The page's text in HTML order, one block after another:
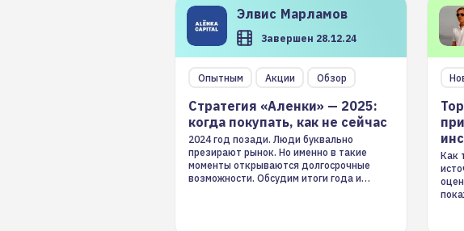
Элвис Марламов
Завершен 28.12.24
Опытным Акции Обзор
Стратегия «Аленки» — 2025:
когда покупать, как не сейчас
2024 год позади. Люди буквально
презирают рынок. Но именно в такие
моменты открываются долгосрочные
возможности. Обсудим итоги года и
Как